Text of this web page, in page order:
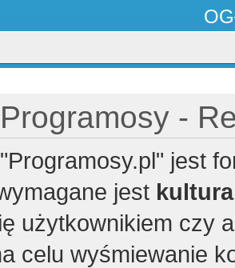
-
jest
jest
użytkownikiem czy
celu wyśmiewanie